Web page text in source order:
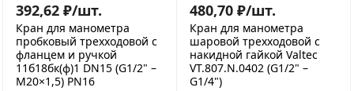
392,62 ₽/шт.
Кран для манометра
пробковый трехходовой с
фланцем и ручкой
11б18бк(ф)1 DN15 (G1/2" –
М20×1,5) PN16
480,70 ₽/шт.
Кран для манометра
шаровой трехходовой с
накидной гайкой Valtec
VT.807.N.0402 (G1/2" –
G1/4")